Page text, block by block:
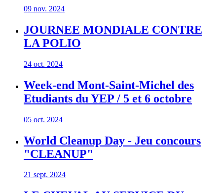
09 nov. 2024
JOURNEE MONDIALE CONTRE
LA POLIO
24 oct. 2024
Week-end Mont-Saint-Michel des
Etudiants du YEP / 5 et 6 octobre
05 oct. 2024
World Cleanup Day - Jeu concours
"CLEANUP"
21 sept. 2024